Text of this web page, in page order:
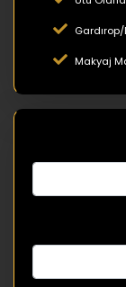
Makyaj